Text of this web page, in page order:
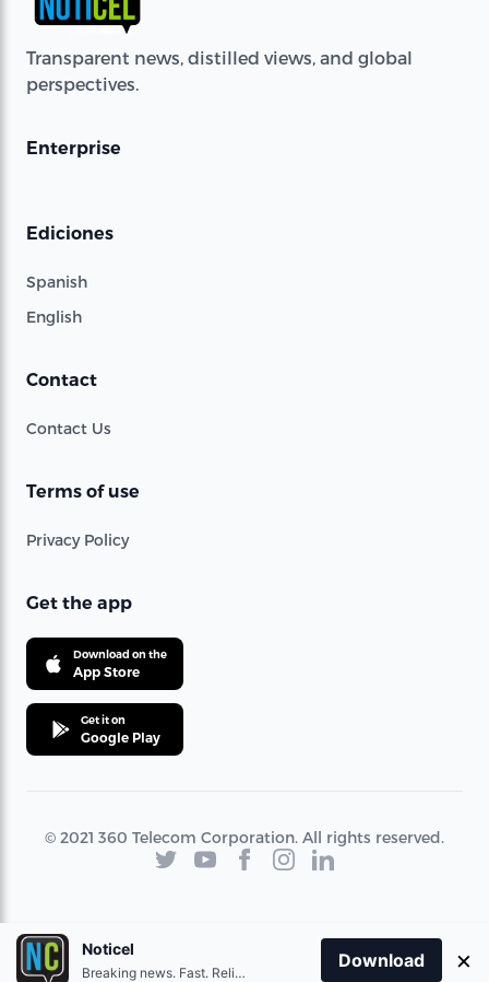
Transparent news, distilled views, and global
perspectives.
Enterprise
Ediciones
Spanish
English
Contact
Contact Us
Terms of use
Privacy Policy
Get the app
Download on the
App Store
Get it on
Google Play
© 2021 360 Telecom Corporation. All rights reserved.
Noticel
Breaking news. Fast. Reliable.
Download ×